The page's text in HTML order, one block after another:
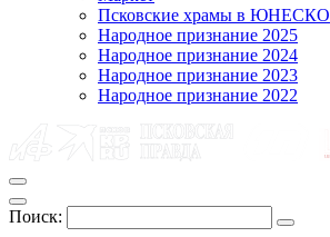
Псковские храмы в ЮНЕСКО
Народное признание 2025
Народное признание 2024
Народное признание 2023
Народное признание 2022
Поиск: